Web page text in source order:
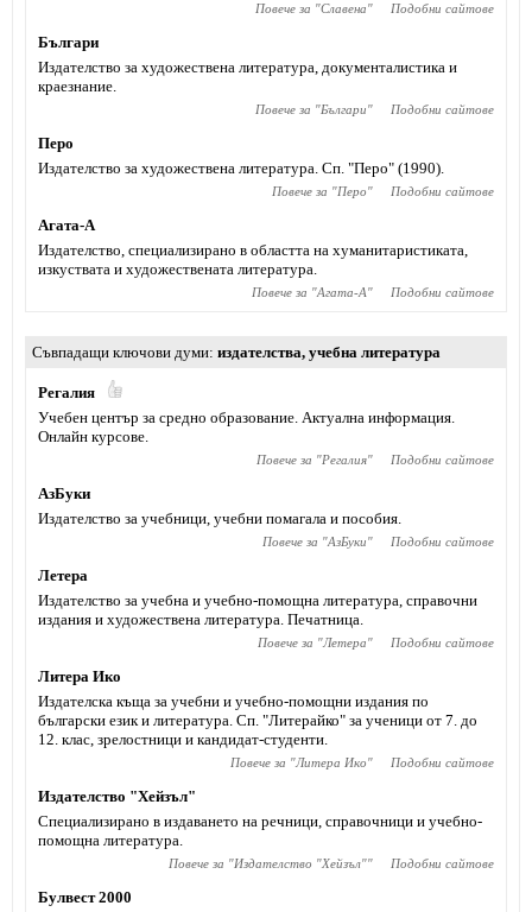
Повече за "Славена" Подобни сайтове
Българи
Издателство за художествена литература, документалистика и
краезнание.
Повече за "Българи" Подобни сайтове
Перо
Издателство за художествена литература. Сп. "Перо" (1990).
Повече за "Перо" Подобни сайтове
Агата-А
Издателство, специализирано в областта на хуманитаристиката,
изкуствата и художествената литература.
Повече за "Агата-А" Подобни сайтове
Съвпадащи ключови думи издателства, учебна литература
Регалия
Учебен център за средно образование. Актуална информация.
Онлайн курсове.
Повече за "Регалия" Подобни сайтове
АзБуки
Издателство за учебници, учебни помагала и пособия.
Повече за "АзБуки" Подобни сайтове
Летера
Издателство за учебна и учебно-помощна литература, справочни
издания и художествена литература. Печатница.
Повече за "Летера" Подобни сайтове
Литера Ико
Издателска къща за учебни и учебно-помощни издания по
български език и литература. Сп. "Литерайко" за ученици от 7. до
12. клас, зрелостници и кандидат-студенти.
Повече за "Литера Ико" Подобни сайтове
Издателство "Хейзъл"
Специализирано в издаването на речници, справочници и учебно-
помощна литература.
Повече за "Издателство "Хейзъл"" Подобни сайтове
Булвест 2000